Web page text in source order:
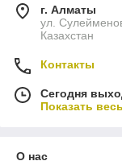
г. Алматы
ул.
Казахстан
Контакты
Сегодня
Показать
О нас